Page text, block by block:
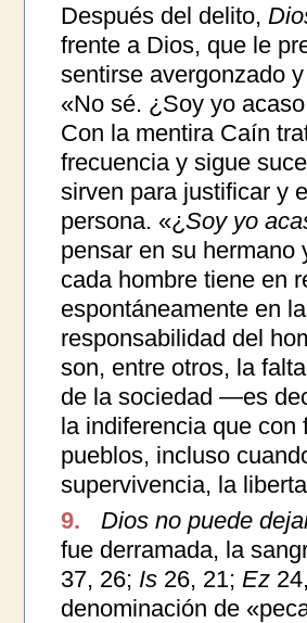
Después del delito,
frente a Dios, que le
sentirse avergonzado
«No sé. ¿Soy yo
Con la mentira Caín
frecuencia y sigue
sirven para justificar y
persona. «¿Soy yo
pensar en su hermano
cada hombre tiene en
espontáneamente en
responsabilidad del
son, entre otros, la
de la sociedad —es
la indiferencia que con
pueblos, incluso
supervivencia, la
9.
Dios no puede
fue derramada, la
37, 26; Is26, 21; Ez
denominación de